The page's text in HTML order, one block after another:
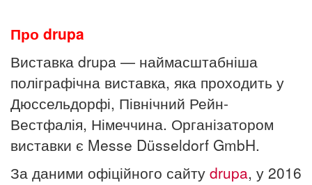
Про drupa
Виставка drupa — наймасштабніша
поліграфічна виставка, яка проходить у
Дюссельдорфі, Північний Рейн-
Вестфалія, Німеччина. Організатором
виставки є Messe Düsseldorf GmbH.
За даними офіційного сайту drupa, у 2016